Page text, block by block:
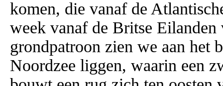
komen, die vanaf de
week vanaf de Britse Eilanden
grondpatroon zien we aan het
Noordzee liggen, waarin een